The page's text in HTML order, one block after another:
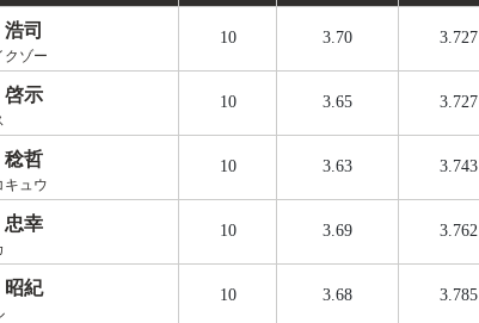
司
クゾー
10 3.70 3.727
示 10 3.65 3.727
哲
キュウ
10 3.63 3.743
幸 10 3.69 3.762
紀 10 3.68 3.785